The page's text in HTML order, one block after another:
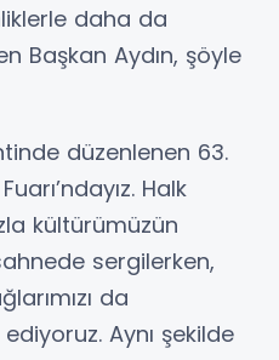
daha da
Başkan Aydın, şöyle
düzenlenen 63.
Halk
kültürümüzün
sergilerken,
da
Aynı şekilde